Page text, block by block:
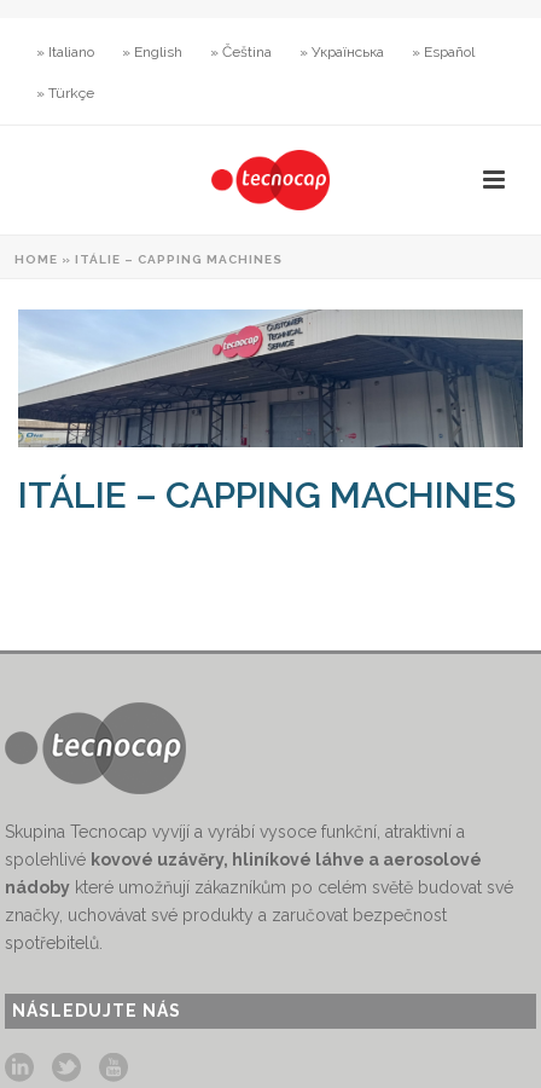
» Italiano » English » Čeština » Українська » Español
» Türkçe
HOME » ITÁLIE – CAPPING MACHINES
ITÁLIE – CAPPING MACHINES
Skupina Tecnocap vyvíjí a vyrábí vysoce funkční, atraktivní a
spolehlivé kovové uzávěry, hliníkové láhve a aerosolové
nádoby které umožňují zákazníkům po celém světě budovat své
značky, uchovávat své produkty a zaručovat bezpečnost
spotřebitelů.
NÁSLEDUJTE NÁS